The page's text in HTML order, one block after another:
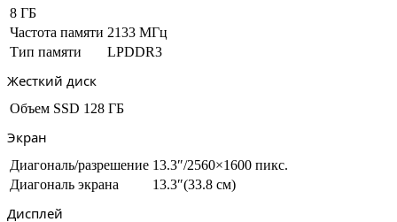
8 ГБ
Частота памяти 2133 МГц
Тип памяти
LPDDR3
Жесткий диск
Объем SSD 128 ГБ
Экран
Диагональ/разрешение 13.3″/2560×1600 пикс.
Диагональ экрана
13.3″(33.8 см)
Дисплей